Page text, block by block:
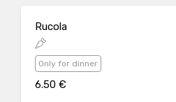
Rucola
Only for dinner
6.50 €